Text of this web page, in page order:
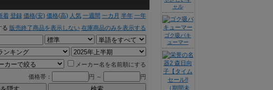
着 登録 価格(安) 価格(高) 人気 一週間 一カ月 半年 一年
る 販売終了商品を表示しない 在庫商品のみを表示する
メーカー名を名前順にする
価格帯：
円 ～ 円
ャル
ゴク吸バキ
ューマー